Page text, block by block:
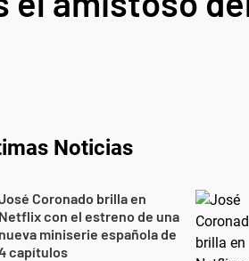
Noticias
Coronado brilla en
Netflix con el estreno de una
nueva miniserie española de
capítulos